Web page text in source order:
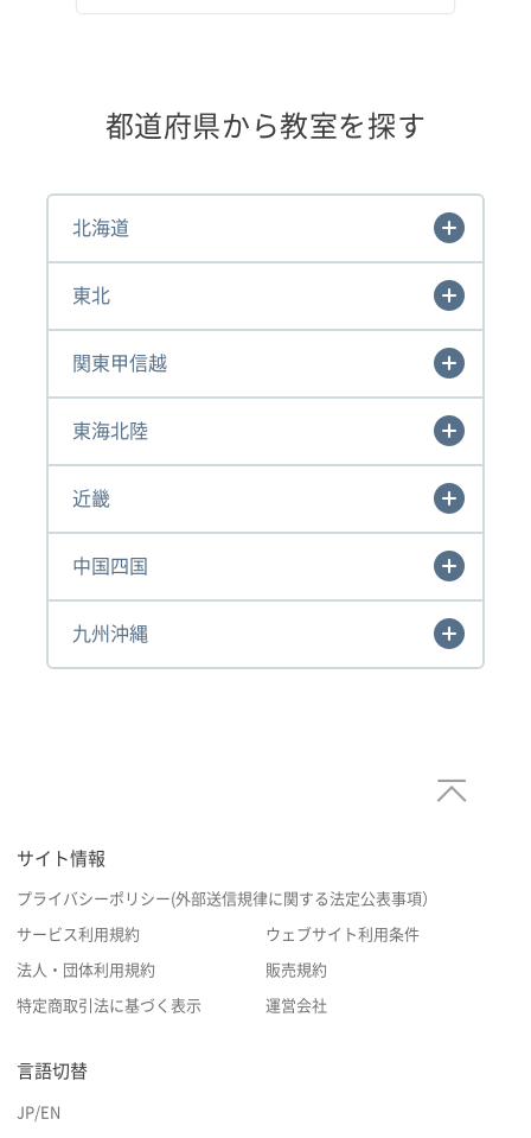
都道府県から教室を探す
北海道
東北
関東甲信越
東海北陸
近畿
中国四国
九州沖縄
サイト情報
プライバシーポリシー(外部送信規律に関する法定公表事項）
サービス利用規約 ウェブサイト利用条件
法人・団体利用規約 販売規約
特定商取引法に基づく表示 運営会社
言語切替
JP/EN